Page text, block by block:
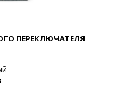
ПЕРЕКЛЮЧАТЕЛЯ